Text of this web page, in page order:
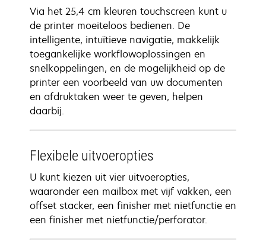
Via het 25,4 cm kleuren touchscreen kunt u
de printer moeiteloos bedienen. De
intelligente, intuïtieve navigatie, makkelijk
toegankelijke workflowoplossingen en
snelkoppelingen, en de mogelijkheid op de
printer een voorbeeld van uw documenten
en afdruktaken weer te geven, helpen
daarbij.
Flexibele uitvoeropties
U kunt kiezen uit vier uitvoeropties,
waaronder een mailbox met vijf vakken, een
offset stacker, een finisher met nietfunctie en
een finisher met nietfunctie/perforator.